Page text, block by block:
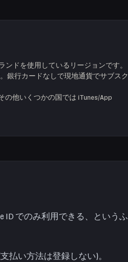
ドを使用しているリージョンです。
銀行カードなしで現地通貨でサブスク
の他いくつかの国では iTunes/App
ID でのみ利用できる、というふ
払い方法は登録しない)。